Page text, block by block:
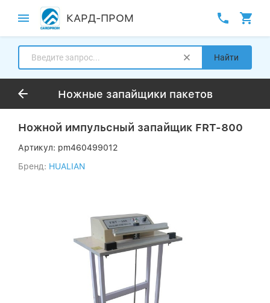
КАРД-ПРОМ
Найти
Ножные запайщики пакетов
Ножной импульсный запайщик FRT-800
Артикул: pm460499012
Бренд: HUALIAN